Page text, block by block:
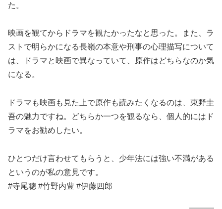
た。
映画を観てからドラマを観たかったなと思った。また、ラ
ストで明らかになる長嶺の本意や刑事の心理描写について
は、ドラマと映画で異なっていて、原作はどちらなのか気
になる。
ドラマも映画も見た上で原作も読みたくなるのは、東野圭
吾の魅力ですね。どちらか一つを観るなら、個人的にはド
ラマをお勧めしたい。
ひとつだけ言わせてもらうと、少年法には強い不満がある
というのが私の意見です。
#寺尾聰 #竹野内豊 #伊藤四郎